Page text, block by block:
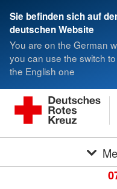
Sie befinden sich auf
deutschen Website
You are on the German
you can use the switch
the English one